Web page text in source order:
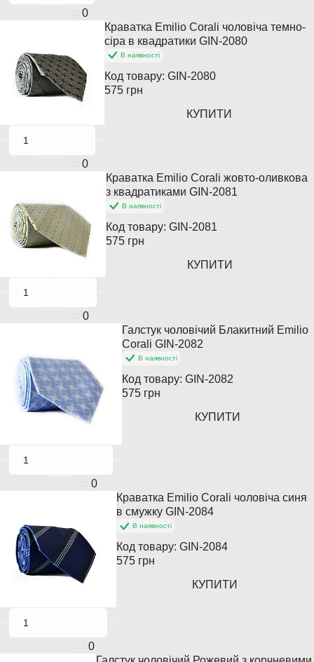
0
0
Краватка Emilio Corali чоловіча темно-
сіра в квадратики GIN-2080
В наявності
Код товару: GIN-2080
575 грн
КУПИТИ
0
Краватка Emilio Corali жовто-оливкова
з квадратиками GIN-2081
В наявності
Код товару: GIN-2081
575 грн
КУПИТИ
0
Галстук чоловічий Блакитний Emilio
Corali GIN-2082
В наявності
Код товару: GIN-2082
575 грн
КУПИТИ
0
Краватка Emilio Corali чоловіча синя
в смужку GIN-2084
В наявності
Код товару: GIN-2084
575 грн
КУПИТИ